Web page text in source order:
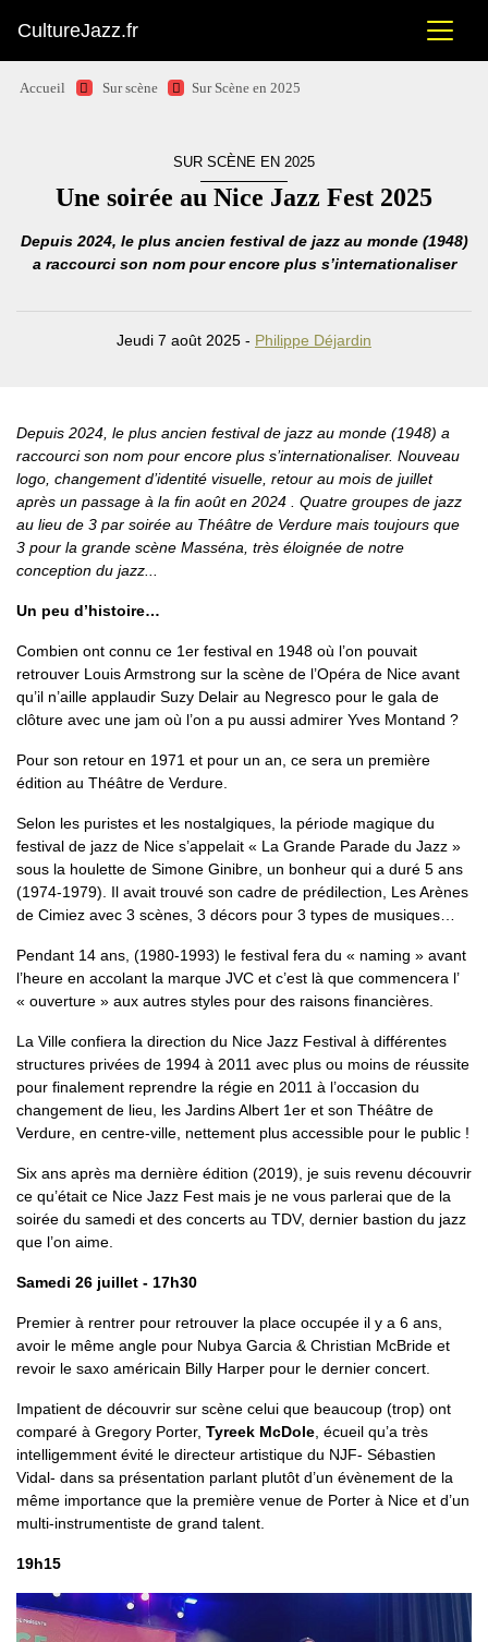
CultureJazz.fr
Accueil Sur scène Sur Scène en 2025
SUR SCÈNE EN 2025
Une soirée au Nice Jazz Fest 2025
Depuis 2024, le plus ancien festival de jazz au monde (1948)
a raccourci son nom pour encore plus s’internationaliser
Jeudi 7 août 2025 - Philippe Déjardin
Depuis 2024, le plus ancien festival de jazz au monde (1948) a
raccourci son nom pour encore plus s’internationaliser. Nouveau
logo, changement d’identité visuelle, retour au mois de juillet
après un passage à la fin août en 2024 . Quatre groupes de jazz
au lieu de 3 par soirée au Théâtre de Verdure mais toujours que
3 pour la grande scène Masséna, très éloignée de notre
conception du jazz...
Un peu d’histoire…
Combien ont connu ce 1er festival en 1948 où l’on pouvait
retrouver Louis Armstrong sur la scène de l’Opéra de Nice avant
qu’il n’aille applaudir Suzy Delair au Negresco pour le gala de
clôture avec une jam où l’on a pu aussi admirer Yves Montand ?
Pour son retour en 1971 et pour un an, ce sera un première
édition au Théâtre de Verdure.
Selon les puristes et les nostalgiques, la période magique du
festival de jazz de Nice s’appelait « La Grande Parade du Jazz »
sous la houlette de Simone Ginibre, un bonheur qui a duré 5 ans
(1974-1979). Il avait trouvé son cadre de prédilection, Les Arènes
de Cimiez avec 3 scènes, 3 décors pour 3 types de musiques…
Pendant 14 ans, (1980-1993) le festival fera du « naming » avant
l’heure en accolant la marque JVC et c’est là que commencera l’
« ouverture » aux autres styles pour des raisons financières.
La Ville confiera la direction du Nice Jazz Festival à différentes
structures privées de 1994 à 2011 avec plus ou moins de réussite
pour finalement reprendre la régie en 2011 à l’occasion du
changement de lieu, les Jardins Albert 1er et son Théâtre de
Verdure, en centre-ville, nettement plus accessible pour le public !
Six ans après ma dernière édition (2019), je suis revenu découvrir
ce qu’était ce Nice Jazz Fest mais je ne vous parlerai que de la
soirée du samedi et des concerts au TDV, dernier bastion du jazz
que l’on aime.
Samedi 26 juillet - 17h30
Premier à rentrer pour retrouver la place occupée il y a 6 ans,
avoir le même angle pour Nubya Garcia & Christian McBride et
revoir le saxo américain Billy Harper pour le dernier concert.
Impatient de découvrir sur scène celui que beaucoup (trop) ont
comparé à Gregory Porter, Tyreek McDole , écueil qu’a très
intelligemment évité le directeur artistique du NJF- Sébastien
Vidal- dans sa présentation parlant plutôt d’un évènement de la
même importance que la première venue de Porter à Nice et d’un
multi-instrumentiste de grand talent.
19h15